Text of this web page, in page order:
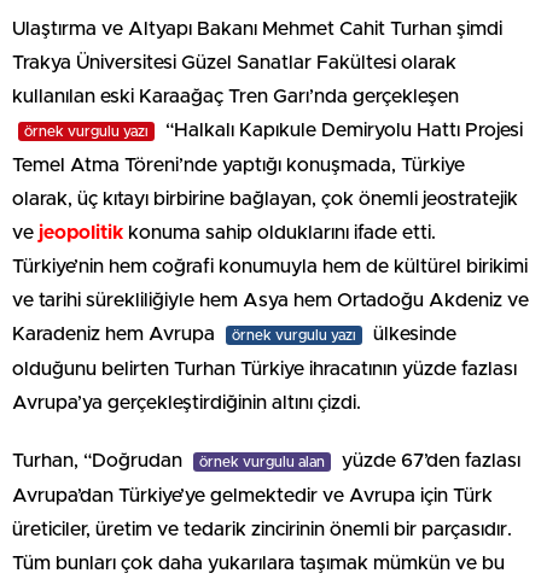
Ulaştırma ve Altyapı Bakanı Mehmet Cahit Turhan şimdi
Trakya Üniversitesi Güzel Sanatlar Fakültesi olarak
kullanılan eski Karaağaç Tren Garı’nda gerçekleşen
örnek vurgulu yazı
“Halkalı Kapıkule Demiryolu Hattı Projesi
Temel Atma Töreni’nde yaptığı konuşmada, Türkiye
olarak, üç kıtayı birbirine bağlayan, çok önemli jeostratejik
ve jeopolitik konuma sahip olduklarını ifade etti.
Türkiye’nin hem coğrafi konumuyla hem de kültürel birikimi
ve tarihi sürekliliğiyle hem Asya hem Ortadoğu Akdeniz ve
Karadeniz hem Avrupa
örnek vurgulu yazı
ülkesinde
olduğunu belirten Turhan Türkiye ihracatının yüzde fazlası
Avrupa’ya gerçekleştirdiğinin altını çizdi.
Turhan, “Doğrudan örnek vurgulu alan
yüzde 67’den fazlası
Avrupa’dan Türkiye’ye gelmektedir ve Avrupa için Türk
üreticiler, üretim ve tedarik zincirinin önemli bir parçasıdır.
Tüm bunları çok daha yukarılara taşımak mümkün ve bu